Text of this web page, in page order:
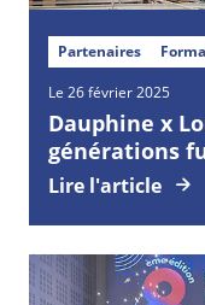
Partenaires
Le 26 février 2025
Dauphine x
générations
Lire l'article